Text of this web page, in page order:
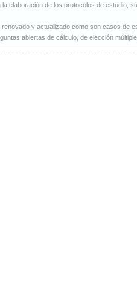
elaboración de los protocolos de estudio,
y actualizado como son casos de
abiertas de cálculo, de elección